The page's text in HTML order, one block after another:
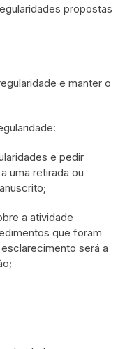
propostas
e manter o
e pedir
uma retirada ou
a atividade
que foram
será a